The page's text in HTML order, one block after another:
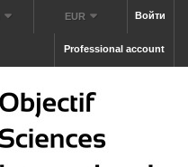
Войти
EUR
Professional account